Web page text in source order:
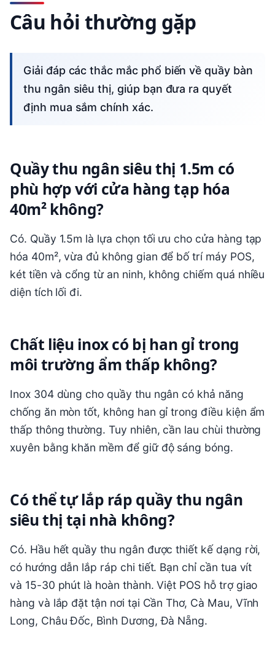
Câu hỏi thường gặp
Giải đáp các thắc mắc phổ biến về quầy bàn
thu ngân siêu thị, giúp bạn đưa ra quyết
định mua sắm chính xác.
Quầy thu ngân siêu thị 1.5m có
phù hợp với cửa hàng tạp hóa
40m² không?
Có. Quầy 1.5m là lựa chọn tối ưu cho cửa hàng tạp
hóa 40m², vừa đủ không gian để bố trí máy POS,
két tiền và cổng từ an ninh, không chiếm quá nhiều
diện tích lối đi.
Chất liệu inox có bị han gỉ trong
môi trường ẩm thấp không?
Inox 304 dùng cho quầy thu ngân có khả năng
chống ăn mòn tốt, không han gỉ trong điều kiện ẩm
thấp thông thường. Tuy nhiên, cần lau chùi thường
xuyên bằng khăn mềm để giữ độ sáng bóng.
Có thể tự lắp ráp quầy thu ngân
siêu thị tại nhà không?
Có. Hầu hết quầy thu ngân được thiết kế dạng rời,
có hướng dẫn lắp ráp chi tiết. Bạn chỉ cần tua vít
và 15-30 phút là hoàn thành. Việt POS hỗ trợ giao
hàng và lắp đặt tận nơi tại Cần Thơ, Cà Mau, Vĩnh
Long, Châu Đốc, Bình Dương, Đà Nẵng.